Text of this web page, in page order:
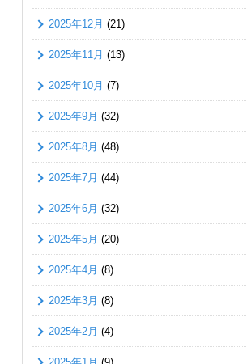
2025年12月 (21)
2025年11月 (13)
2025年10月 (7)
2025年9月 (32)
2025年8月 (48)
2025年7月 (44)
2025年6月 (32)
2025年5月 (20)
2025年4月 (8)
2025年3月 (8)
2025年2月 (4)